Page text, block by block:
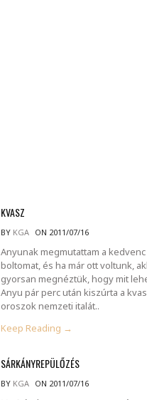
KVASZ
BY KGA ON 2011/07/16
Anyunak megmutattam a
boltomat, és ha már ott voltunk,
gyorsan megnéztük, hogy mit
Anyu pár perc után kiszúrta a
oroszok nemzeti italát..
Keep Reading →
SÁRKÁNYREPÜLŐZÉS
BY KGA ON 2011/07/16